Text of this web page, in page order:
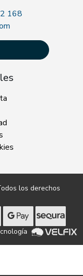
168
los derechos